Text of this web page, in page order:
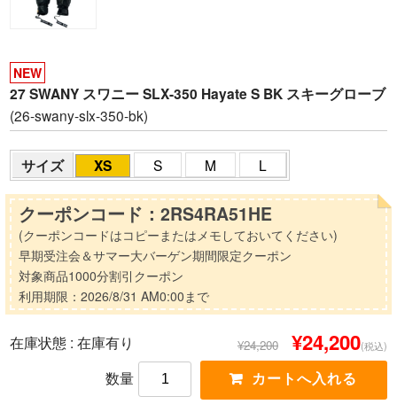
NEW
27 SWANY スワニー SLX-350 Hayate S BK スキーグローブ
(26-swany-slx-350-bk)
サイズ XS S M L
クーポンコード：2RS4RA51HE
(クーポンコードはコピーまたはメモしておいてください)
早期受注会＆サマー大バーゲン期間限定クーポン
対象商品1000分割引クーポン
利用期限：2026/8/31 AM0:00まで
在庫状態 :在庫有り ¥24,200 ¥24,200(税込)
数量